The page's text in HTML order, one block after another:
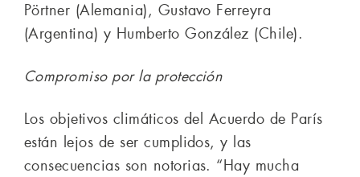
Pörtner (Alemania), Gustavo Ferreyra
(Argentina) y Humberto González (Chile).
Compromiso por la protección
Los objetivos climáticos del Acuerdo de París
están lejos de ser cumplidos, y las
consecuencias son notorias. “Hay mucha